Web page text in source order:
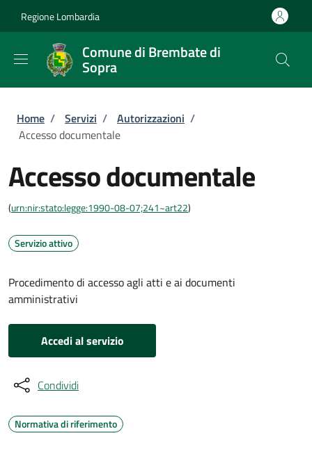
Regione Lombardia
Comune di Brembate di
Sopra
Briciole di pane
Home / Servizi / Autorizzazioni /
Accesso documentale
Accesso documentale
(urn:nir:stato:legge:1990-08-07;241~art22)
Servizio attivo
Procedimento di accesso agli atti e ai documenti
amministrativi
Accedi al servizio
Condividi
Normativa di riferimento